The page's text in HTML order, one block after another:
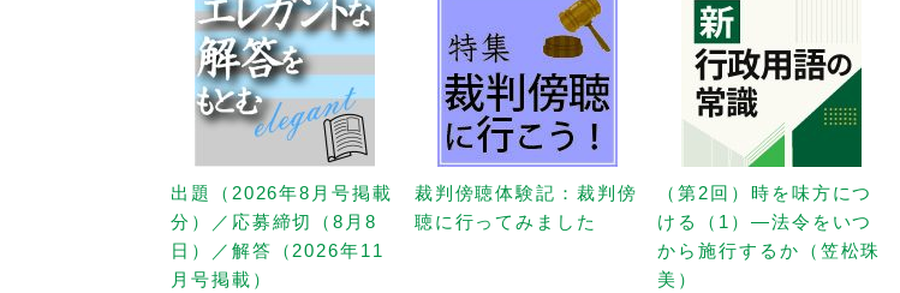
出題（2026年8月号掲載
分）／応募締切（8月8
日）／解答（2026年11
月号掲載）
裁判傍聴体験記：裁判傍
聴に行ってみました
（第2回）時を味方につ
ける（1）—法令をいつ
から施行するか（笠松珠
美）